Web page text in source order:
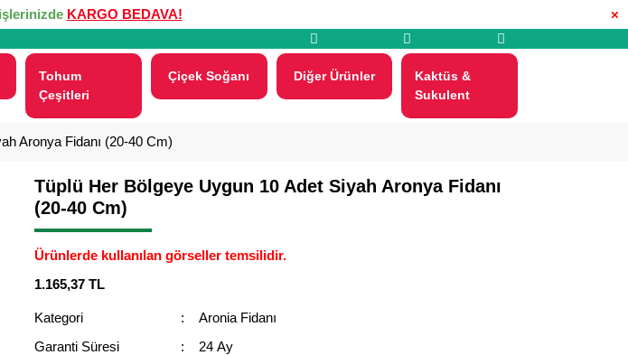
×
KARGO BEDAVA!
Tohum
Çeşitleri
Çiçek Soğanı Diğer Ürünler
Kaktüs &
Sukulent
Aronya Fidanı (20-40 Cm)
Tüplü Her Bölgeye Uygun 10 Adet Siyah Aronya Fidanı
(20-40 Cm)
Ürünlerde kullanılan görseller temsilidir.
1.165,37 TL
Kategori
Aronia Fidanı
Garanti Süresi
24 Ay